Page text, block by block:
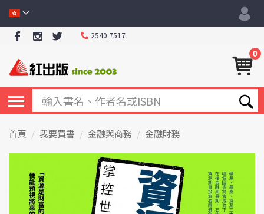
2540 7517
0
首頁 我要買書 金融與商務 金融財務